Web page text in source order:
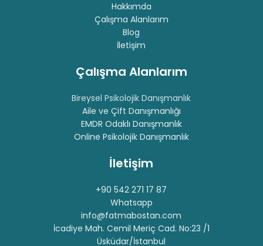
Hakkımda
Çalışma Alanlarım
Blog
İletişim
Çalışma Alanlarım
Bireysel Psikolojik Danışmanlık
Aile ve Çift Danışmanlığı
EMDR Odaklı Danışmanlık
Online Psikolojik Danışmanlık
İletişim
+90 542 271 17 87
Whatsapp
info@fatmabostan.com
İcadiye Mah. Cemil Meriç Cad. No:23 /1
Üsküdar/İstanbul